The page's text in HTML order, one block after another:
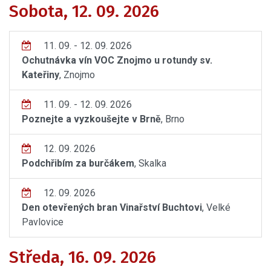
Sobota, 12. 09. 2026
11. 09. - 12. 09. 2026
Ochutnávka vín VOC Znojmo u rotundy sv.
Kateřiny, Znojmo
11. 09. - 12. 09. 2026
Poznejte a vyzkoušejte v Brně, Brno
12. 09. 2026
Podchřibím za burčákem, Skalka
12. 09. 2026
Den otevřených bran Vinařství Buchtovi, Velké
Pavlovice
Středa, 16. 09. 2026